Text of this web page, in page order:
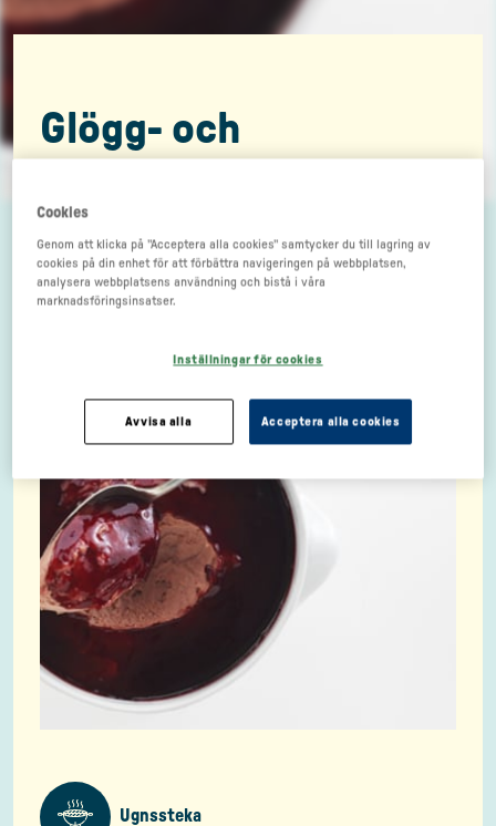
Glögg- och
pastej
Ugnssteka
Cookies
Genom att klicka på "Acceptera alla cookies" samtycker du till lagring av
cookies på din enhet för att förbättra navigeringen på webbplatsen,
analysera webbplatsens användning och bistå i våra
marknadsföringsinsatser.
Inställningar för cookies
Avvisa alla Acceptera alla cookies